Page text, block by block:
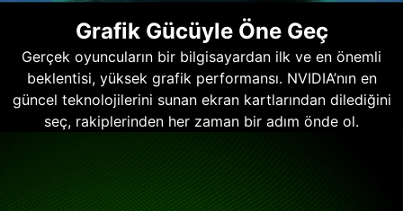
Grafik Gücüyle Öne Geç
Gerçek oyuncuların bir bilgisayardan ilk ve en önemli
beklentisi, yüksek grafik performansı. NVIDIA’nın en
güncel teknolojilerini sunan ekran kartlarından dilediğini
seç, rakiplerinden her zaman bir adım önde ol.